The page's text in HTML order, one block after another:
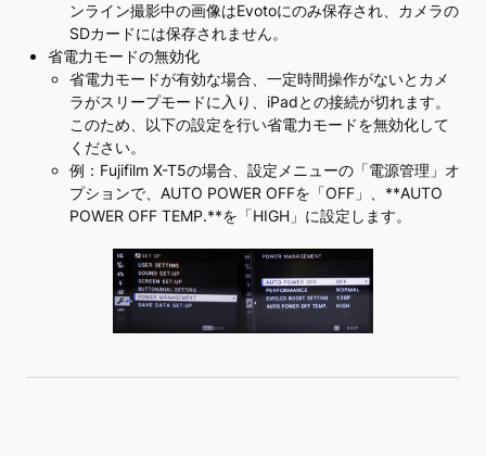
ンライン撮影中の画像はEvotoにのみ保存され、カメラの
SDカードには保存されません。
省電力モードの無効化
省電力モードが有効な場合、一定時間操作がないとカメ
ラがスリープモードに入り、iPadとの接続が切れます。
このため、以下の設定を行い省電力モードを無効化して
ください。
例：Fujifilm X-T5の場合、設定メニューの「電源管理」オ
プションで、AUTO POWER OFFを「OFF」、**AUTO
POWER OFF TEMP.**を「HIGH」に設定します。